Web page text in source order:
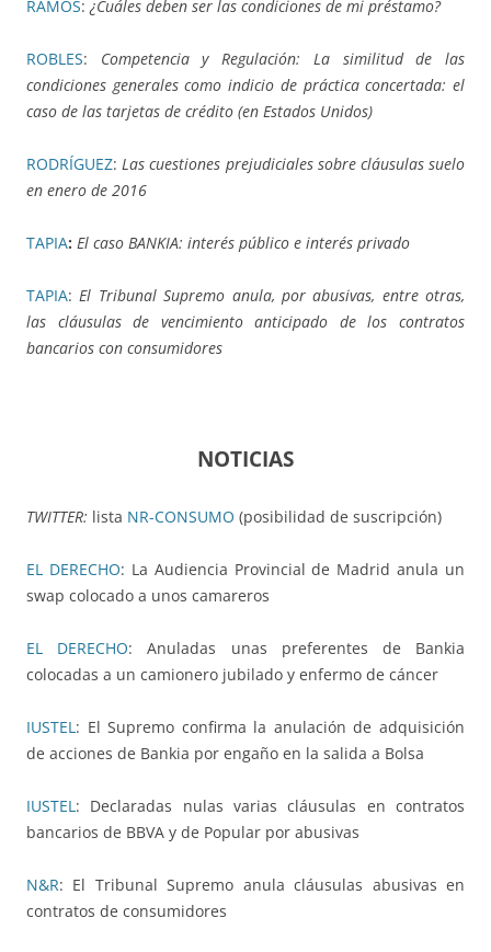
RAMOS: ¿Cuáles deben ser las condiciones de mi préstamo?
ROBLES: Competencia y Regulación: La similitud de las
condiciones generales como indicio de práctica concertada: el
caso de las tarjetas de crédito (en Estados Unidos)
RODRÍGUEZ:Las cuestiones prejudiciales sobre cláusulas suelo
en enero de 2016
TAPIA: El caso BANKIA: interés público e interés privado
TAPIA:El Tribunal Supremo anula, por abusivas, entre otras,
las cláusulas de vencimiento anticipado de los contratos
bancarios con consumidores
NOTICIAS
TWITTER: lista NR-CONSUMO (posibilidad de suscripción)
EL DERECHO: La Audiencia Provincial de Madrid anula un
swap colocado a unos camareros
EL DERECHO: Anuladas unas preferentes de Bankia
colocadas a un camionero jubilado y enfermo de cáncer
IUSTEL: El Supremo confirma la anulación de adquisición
de acciones de Bankia por engaño en la salida a Bolsa
IUSTEL: Declaradas nulas varias cláusulas en contratos
bancarios de BBVA y de Popular por abusivas
N&R: El Tribunal Supremo anula cláusulas abusivas en
contratos de consumidores